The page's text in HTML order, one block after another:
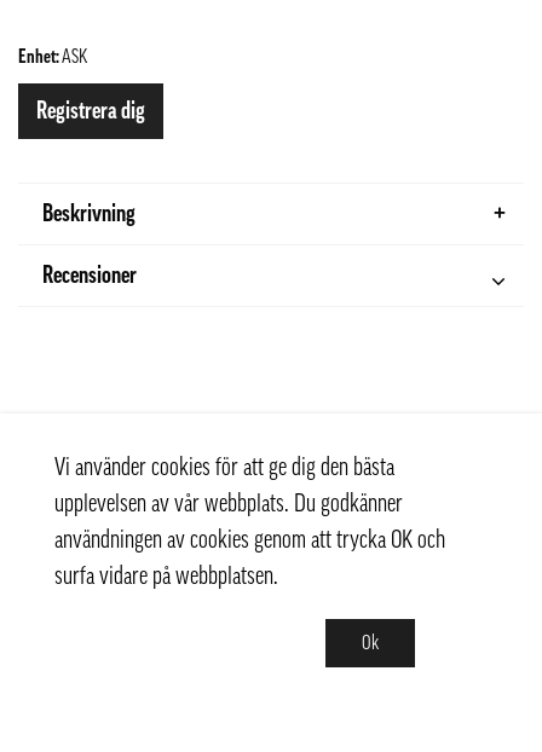
Enhet:ASK
Registrera dig
Beskrivning
Recensioner
Vi använder cookies för att ge dig den bästa
upplevelsen av vår webbplats. Du godkänner
användningen av cookies genom att trycka OK och
surfa vidare på webbplatsen.
Ok